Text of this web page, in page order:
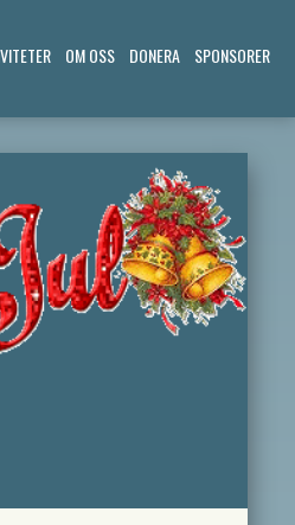
OM OSS DONERA SPONSORER